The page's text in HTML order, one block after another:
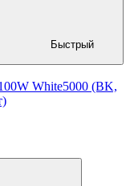
Быстрый
White5000 (BK,